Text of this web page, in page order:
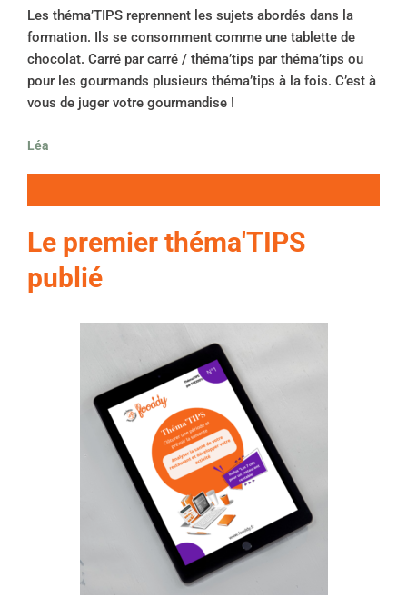
d
i
n
Les théma’TIPS reprennent les sujets abordés dans la
formation. Ils se consomment comme une tablette de
chocolat. Carré par carré / théma’tips par théma’tips ou
pour les gourmands plusieurs théma’tips à la fois. C’est à
vous de juger votre gourmandise !
Léa
Le premier théma'TIPS
publié